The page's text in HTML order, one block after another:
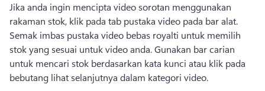
Jika anda ingin mencipta video sorotan menggunakan
Semak imbas pustaka video bebas royalti untuk memilih
stok yang sesuai untuk video anda. Gunakan bar carian
untuk mencari stok berdasarkan kata kunci atau klik pada
bebutang lihat selanjutnya dalam kategori video.